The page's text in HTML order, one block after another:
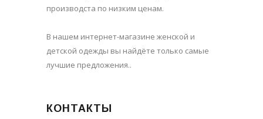
производста по низким ценам.
В нашем интернет-магазине женской и
детской одежды вы найдёте только самые
лучшие предложения..
КОНТАКТЫ